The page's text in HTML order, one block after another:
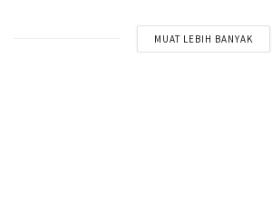
MUAT LEBIH BANYAK